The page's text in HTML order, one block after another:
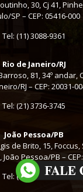
30, Cj 41,
SP – CEP: 05416-000
Tel: (11) 3088-9361
Rio de Janeiro/RJ
81, 34º andar,
RJ – CEP: 20031-
Tel: (21) 3736-3745
João Pessoa/PB
de Brito, 15, Foccus,
Pessoa/PB –
Tel: (16) 3441-2000